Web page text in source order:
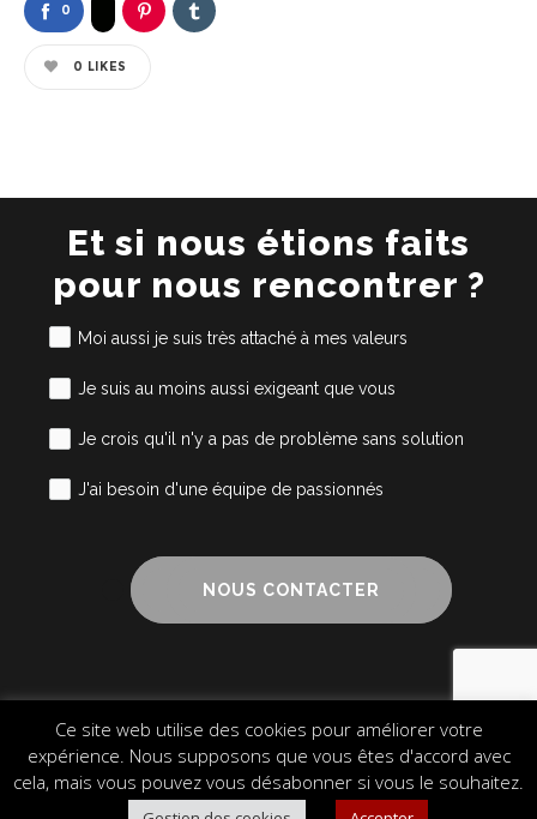
0
0 LIKES
Et si nous étions faits
pour nous rencontrer ?
Moi aussi je suis très attaché à mes valeurs
Je suis au moins aussi exigeant que vous
Je crois qu'il n'y a pas de problème sans solution
J'ai besoin d'une équipe de passionnés
NOUS CONTACTER
Mentions légales Cookies
Plan du site
© 2024 Alliance Cube – Design & Communication
Ce site web utilise des cookies pour améliorer votre
expérience. Nous supposons que vous êtes d'accord avec
cela, mais vous pouvez vous désabonner si vous le souhaitez.